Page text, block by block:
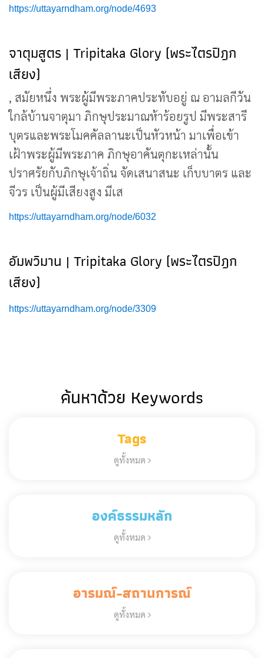
https://uttayarndham.org/node/4693
จาตุมสูตร | Tripitaka Glory (พระไตรปิฎก
เสียง)
, สมัยหนึ่ง พระผู้มีพระภาคประทับอยู่ ณ อามลกีวัน
ใกล้บ้านจาตุมา ภิกษุประมาณห้าร้อยรูป มีพระสารี
บุตรและพระโมคคัลลานะเป็นหัวหน้า มาเพื่อเข้า
เฝ้าพระผู้มีพระภาค ภิกษุอาคันตุกะเหล่านั้น
ปราศรัยกับภิกษุเจ้าถิ่น จัดเสนาสนะ เก็บบาตร และ
จีวร เป็นผู้มีเสียงสูง มีเส
https://uttayarndham.org/node/6032
อัมพวิมาน | Tripitaka Glory (พระไตรปิฎก
เสียง)
https://uttayarndham.org/node/3309
ค้นหาด้วย Keywords
Tags
ดูทั้งหมด
องค์ธรรมหลัก
ดูทั้งหมด
อารมณ์-สถานการณ์
ดูทั้งหมด